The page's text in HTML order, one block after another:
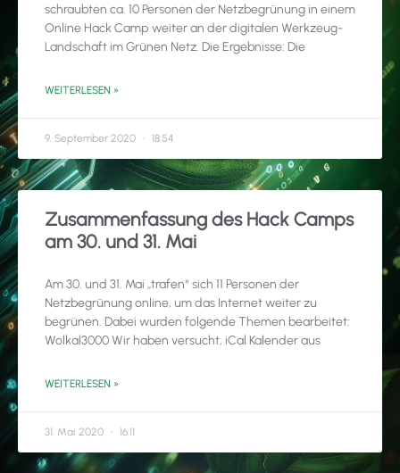
schraubten ca. 10 Personen der Netzbegrünung in einem
Online Hack Camp weiter an der digitalen Werkzeug-
Landschaft im Grünen Netz. Die Ergebnisse: Die
WEITERLESEN »
9. September 2020 18:54
Zusammenfassung des Hack Camps
am 30. und 31. Mai
Am 30. und 31. Mai „trafen“ sich 11 Personen der
Netzbegrünung online, um das Internet weiter zu
begrünen. Dabei wurden folgende Themen bearbeitet:
Wolkal3000 Wir haben versucht, iCal Kalender aus
WEITERLESEN »
31. Mai 2020 16:11